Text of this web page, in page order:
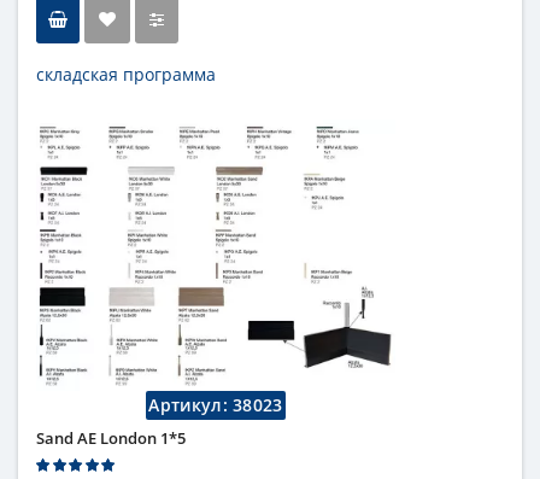
складская программа
Длина
1 см
Высота
1 см
Цвет
темный, коричневый
Страна
Италия
Поверхность
глянцевая
Коллекция
Fap Ceramiche
Артикул:38023
Sand AE London 1*5